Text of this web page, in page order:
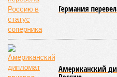
Германия
Американский